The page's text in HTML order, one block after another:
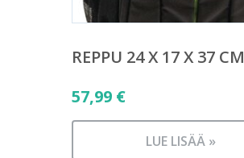
REPPU 24 X 17 X 37 CM
57,99 €
LUE LISÄÄ »